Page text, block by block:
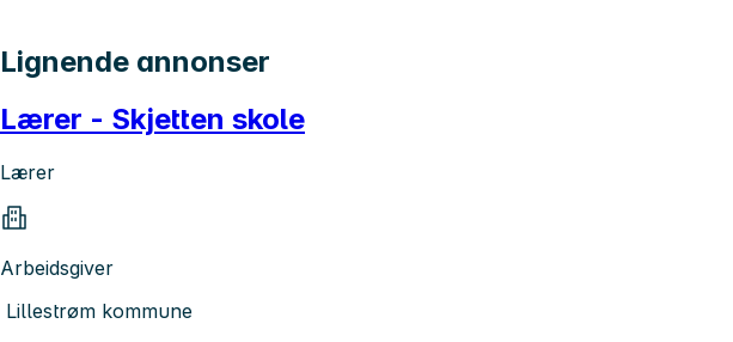
Lignende annonser
Lærer - Skjetten skole
Lærer
Arbeidsgiver
Lillestrøm kommune